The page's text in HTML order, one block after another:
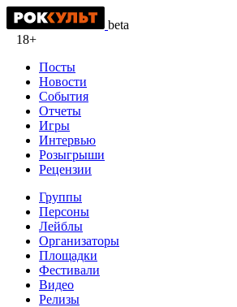
beta
18+
Посты
Новости
События
Отчеты
Игры
Интервью
Розыгрыши
Рецензии
Группы
Персоны
Лейблы
Организаторы
Площадки
Фестивали
Видео
Релизы